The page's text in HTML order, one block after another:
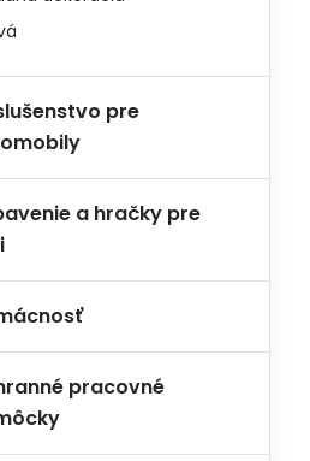
pre
a hračky pre
pracovné